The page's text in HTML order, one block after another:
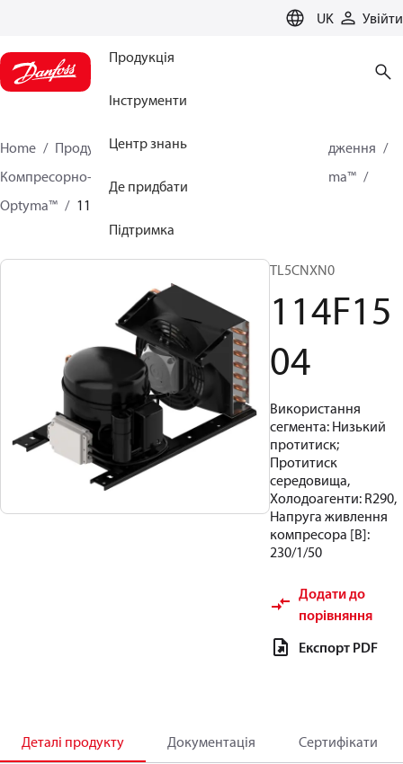
UK Увійти
Продукція
Інструменти
Центр знань
Де придбати
Підтримка
Home Продукція
Кліматичні рішення для охолодження
Компресорно-конденсаторні агрегати
Серія Optyma™
Optyma™
114F1504
TL5CNXN0
114F15
04
Використання
сегмента: Низький
протитиск;
Протитиск
середовища,
Холодоагенти: R290,
Напруга живлення
компресора [В]:
230/1/50
Додати до
порівняння
Експорт PDF
Деталі продукту Документація Сертифікати